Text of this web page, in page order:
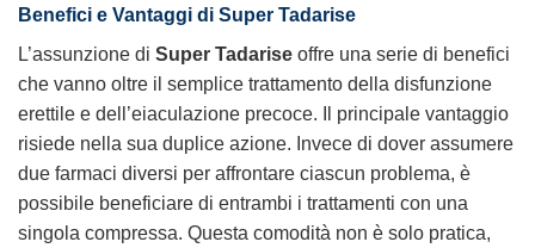
Benefici e Vantaggi di Super Tadarise
L’assunzione di Super Tadarise offre una serie di benefici
che vanno oltre il semplice trattamento della disfunzione
erettile e dell’eiaculazione precoce. Il principale vantaggio
risiede nella sua duplice azione. Invece di dover assumere
due farmaci diversi per affrontare ciascun problema, è
possibile beneficiare di entrambi i trattamenti con una
singola compressa. Questa comodità non è solo pratica,